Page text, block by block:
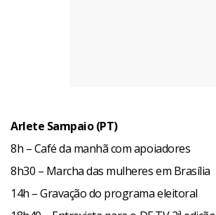
Arlete Sampaio (PT)
8h – Café da manhã com apoiadores
8h30 – Marcha das mulheres em Brasília
14h – Gravação do programa eleitoral